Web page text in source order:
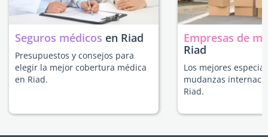
Seguros médicos en Riad
Presupuestos y consejos para
elegir la mejor cobertura médica
en Riad.
Empresas de
Riad
Los mejores
mudanzas
Riad.